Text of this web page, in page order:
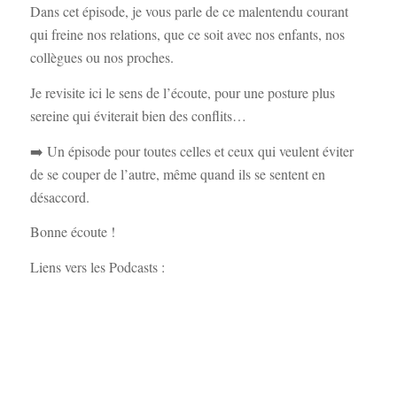
Dans cet épisode, je vous parle de ce malentendu courant
qui freine nos relations, que ce soit avec nos enfants, nos
collègues ou nos proches.
Je revisite ici le sens de l’écoute, pour une posture plus
sereine qui éviterait bien des conflits…
➡️ Un épisode pour toutes celles et ceux qui veulent éviter
de se couper de l’autre, même quand ils se sentent en
désaccord.
Bonne écoute !
Liens vers les Podcasts :